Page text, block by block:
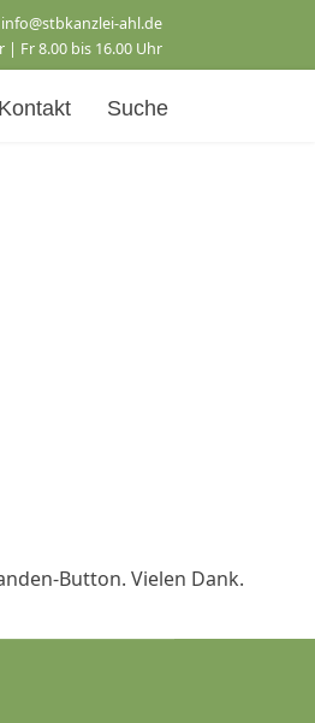
info@stbkanzlei-ahl.de
| Fr 8.00 bis 16.00 Uhr
Kontakt Suche
Button. Vielen Dank.